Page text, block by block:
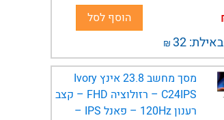
32
₪
הוסף לסל
מסך מחשב 23.8 אינץ Ivory
C24IPS – רזולוציה FHD – קצב
רענון 120Hz – פאנל IPS –